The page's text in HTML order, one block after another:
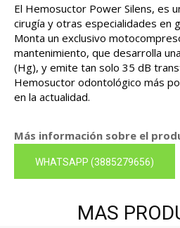
El Hemosuctor Power Silens, es
cirugía y otras especialidades en
Monta un exclusivo
mantenimiento, que desarrolla
(Hg), y emite tan solo 35 dB
Hemosuctor odontológico más
en la actualidad.
Más información sobre el
WHATSAPP (3885279656)
MAS